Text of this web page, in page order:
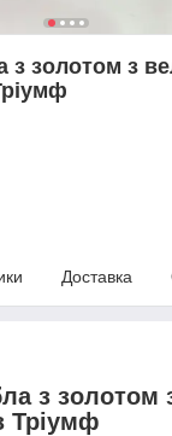
з золотом з
Доставка
з золотом
Тріумф